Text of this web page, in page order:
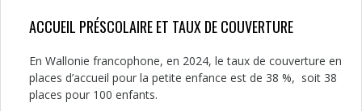
ACCUEIL PRÉSCOLAIRE ET TAUX DE COUVERTURE
En Wallonie francophone, en 2024, le taux de couverture en
places d’accueil pour la petite enfance est de 38 %, soit 38
places pour 100 enfants.